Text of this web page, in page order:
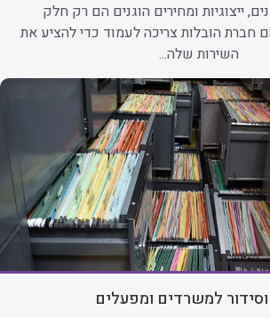
ייצוגיות ומחירים הוגנים הם רק חלק
חברת הובלות צריכה לעמוד כדי להציע את
השירות שלה...
וסידור למשרדים ומפעלים